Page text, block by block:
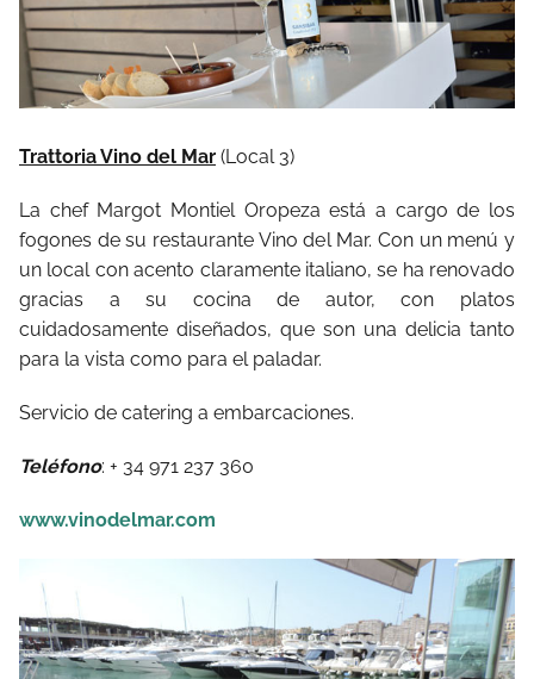
Trattoria Vino del Mar (Local 3)
La chef Margot Montiel Oropeza está a cargo de los
fogones de su restaurante Vino del Mar. Con un menú y
un local con acento claramente italiano, se ha renovado
gracias a su cocina de autor, con platos
cuidadosamente diseñados, que son una delicia tanto
para la vista como para el paladar.
Servicio de catering a embarcaciones.
Teléfono: + 34 971 237 360
www.vinodelmar.com